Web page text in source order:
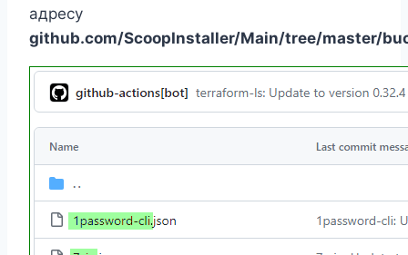
адресу
github.com/ScoopInstaller/Main/tree/master/